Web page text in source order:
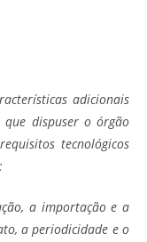
adicionais
dispuser o órgão
tecnológicos
a importação e a
a periodicidade e o